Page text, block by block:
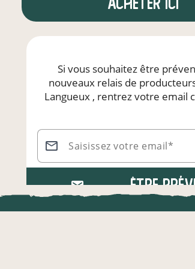
Si vous souhaitez être
nouveaux relais de
Langueux , rentrez votre email
Saisissez votre email*
Être